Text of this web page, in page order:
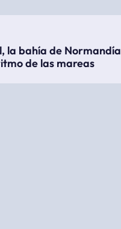
la bahía de Normandía
de las mareas